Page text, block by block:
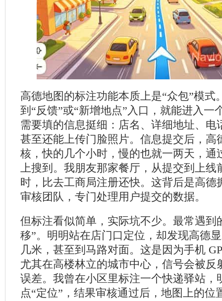
高德地图的标注功能本质上是“众包”模式
到“反馈”或“新增地点”入口，就能进入一
需要填的信息挺细：店名、详细地址、电
甚至还能上传门脸照片。信息提交后，高
核，快的几个小时，慢的也就一两天，通
上搜到。我朋友那家餐厅，从提交到上线
时，比去工商局注册还快。这背后是高德
审核团队，专门处理用户提交的数据。
但标注看似简单，实际坑不少。最常遇到
移”。明明站在店门口定位，却发现高德
几米，甚至到马路对面。这是因为手机
尤其在高楼林立的城市中心，信号会被反
误差。我曾在小区里标注一个快递驿站，
点“定位”，结果审核通过后，地图上的位